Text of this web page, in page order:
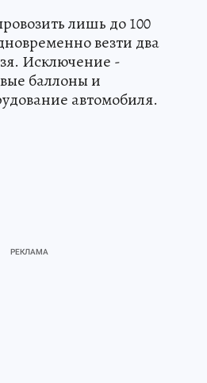
лишь до 100
везти два
Исключение -
баллоны и
автомобиля.